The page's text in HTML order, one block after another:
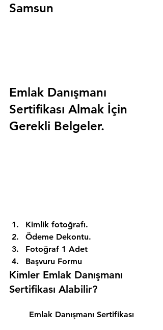
Samsun
Emlak Danışmanı
Sertifikası Almak İçin
Gerekli Belgeler.
Kimlik fotoğrafı.
Ödeme Dekontu.
Fotoğraf 1 Adet
Başvuru Formu
Kimler Emlak Danışmanı
Sertifikası Alabilir?
Emlak Danışmanı Sertifikası